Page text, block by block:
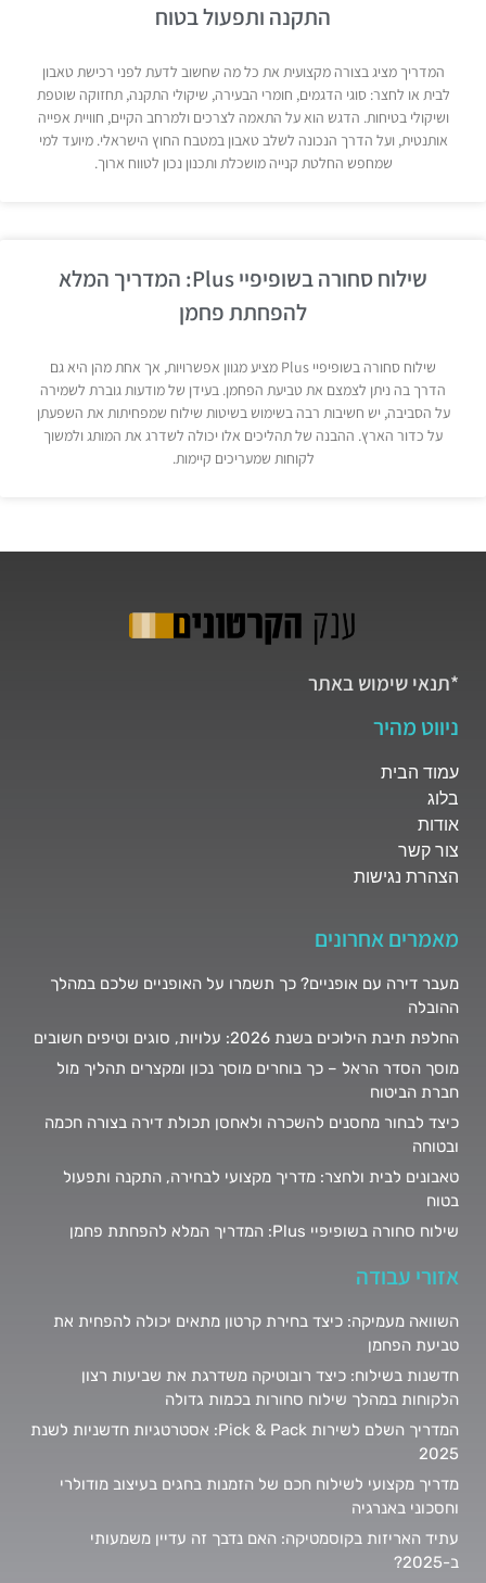
התקנה ותפעול בטוח
המדריך מציג בצורה מקצועית את כל מה שחשוב לדעת לפני רכישת טאבון
לבית או לחצר: סוגי הדגמים, חומרי הבעירה, שיקולי התקנה, תחזוקה שוטפת
ושיקולי בטיחות. הדגש הוא על התאמה לצרכים ולמרחב הקיים, חוויית אפייה
אותנטית, ועל הדרך הנכונה לשלב טאבון במטבח החוץ הישראלי. מיועד למי
שמחפש החלטת קנייה מושכלת ותכנון נכון לטווח ארוך.
שילוח סחורה בשופיפיי Plus: המדריך המלא
להפחתת פחמן
שילוח סחורה בשופיפיי Plus מציע מגוון אפשרויות, אך אחת מהן היא גם
הדרך בה ניתן לצמצם את טביעת הפחמן. בעידן של מודעות גוברת לשמירה
על הסביבה, יש חשיבות רבה בשימוש בשיטות שילוח שמפחיתות את השפעתן
על כדור הארץ. ההבנה של תהליכים אלו יכולה לשדרג את המותג ולמשוך
לקוחות שמעריכים קיימות.
*תנאי שימוש באתר
ניווט מהיר
עמוד הבית
בלוג
אודות
צור קשר
הצהרת נגישות
מאמרים אחרונים
מעבר דירה עם אופניים? כך תשמרו על האופניים שלכם במהלך
ההובלה
החלפת תיבת הילוכים בשנת 2026: עלויות, סוגים וטיפים חשובים
מוסך הסדר הראל – כך בוחרים מוסך נכון ומקצרים תהליך מול
חברת הביטוח
כיצד לבחור מחסנים להשכרה ולאחסן תכולת דירה בצורה חכמה
ובטוחה
טאבונים לבית ולחצר: מדריך מקצועי לבחירה, התקנה ותפעול
בטוח
שילוח סחורה בשופיפיי Plus: המדריך המלא להפחתת פחמן
אזורי עבודה
השוואה מעמיקה: כיצד בחירת קרטון מתאים יכולה להפחית את
טביעת הפחמן
חדשנות בשילוח: כיצד רובוטיקה משדרגת את שביעות רצון
הלקוחות במהלך שילוח סחורות בכמות גדולה
המדריך השלם לשירות Pick & Pack: אסטרטגיות חדשניות לשנת
2025
מדריך מקצועי לשילוח חכם של הזמנות בחגים בעיצוב מודולרי
וחסכוני באנרגיה
עתיד האריזות בקוסמטיקה: האם נדבך זה עדיין משמעותי
ב-2025?